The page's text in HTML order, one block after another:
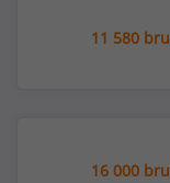
11 580
16 000